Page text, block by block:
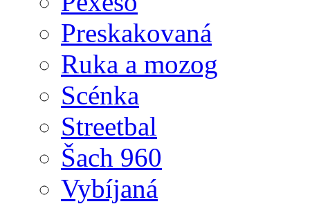
Preskakovaná
Ruka a mozog
Scénka
Streetbal
Šach 960
Vybíjaná